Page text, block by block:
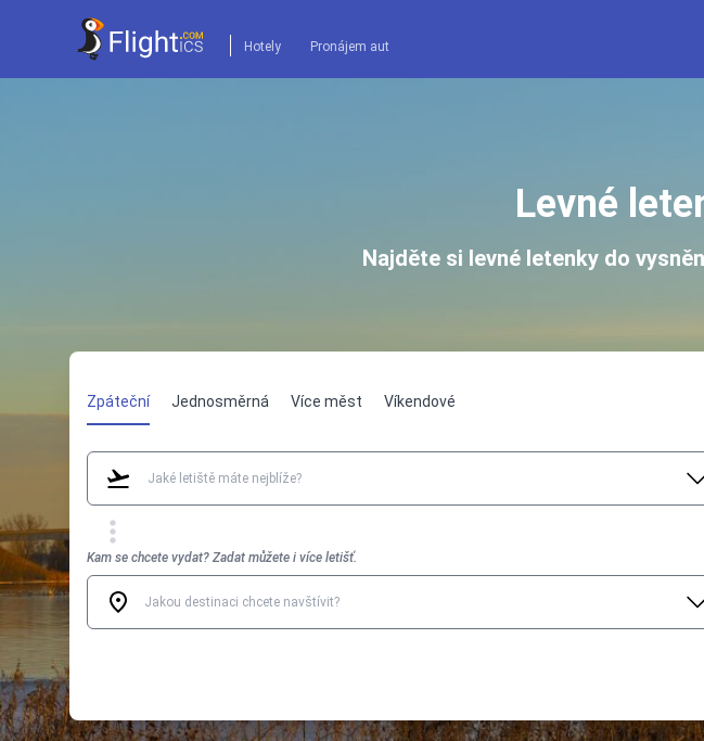
Hotely Pronájem aut
Levné
Najděte si levné letenky do
Zpáteční Jednosměrná Více měst Víkendové
Kam se chcete vydat? Zadat můžete i více letišť.